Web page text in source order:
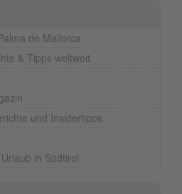
de Mallorca
& Tipps weltweit
und Insidertipps
in Südtirol.